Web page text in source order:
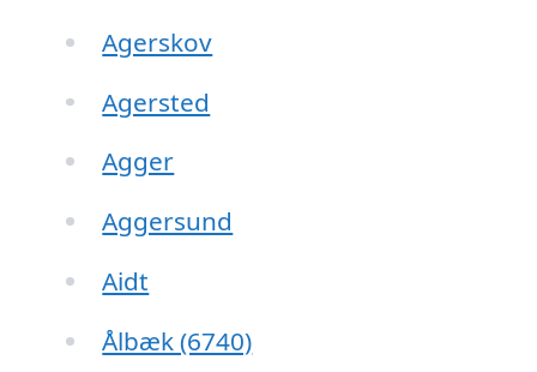
Agerskov
Agersted
Agger
Aggersund
Aidt
Ålbæk (6740)